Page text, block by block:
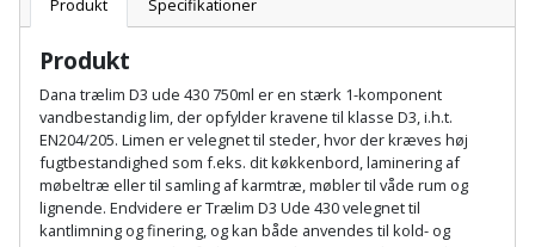
brædder
Hemsestige
Isolering
Komposit
terrassebrædder
Hæftepistol
og
hammer
Hammer
Bore-
skruemaskine
Borehammer
Boremaskinetilbehør
Pælebor
Plæneklipper
Plæneklipper
tilbehør
Dørmåtte
Dørrist
Drivhus
Drivhustilbehør
Produkt Specifikationer
Produkt
Dana trælim D3 ude 430 750ml er en stærk 1-komponent
vandbestandig lim, der opfylder kravene til klasse D3, i.h.t.
EN204/205. Limen er velegnet til steder, hvor der kræves høj
fugtbestandighed som f.eks. dit køkkenbord, laminering af
møbeltræ eller til samling af karmtræ, møbler til våde rum og
lignende. Endvidere er Trælim D3 Ude 430 velegnet til
kantlimning og finering, og kan både anvendes til kold- og